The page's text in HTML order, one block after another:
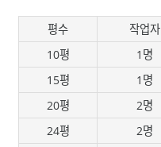
평수 작업자
10평
1명
15평
1명
20평
2명
24평
2명